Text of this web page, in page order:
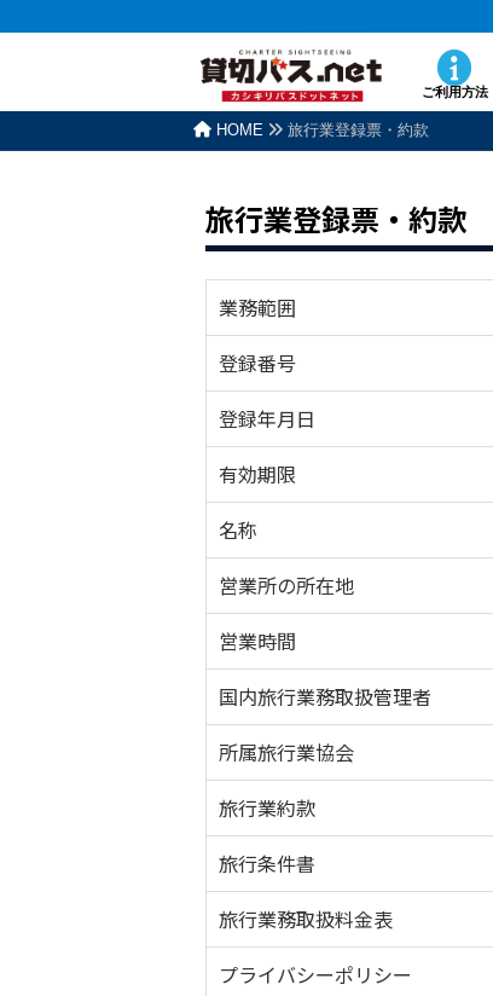
ご利用方法
HOME 旅行業登録票・約款
旅行業登録票・約款
業務範囲
登録番号
登録年月日
有効期限
名称
営業所の所在地
営業時間
国内旅行業務取扱管理者
所属旅行業協会
旅行業約款
旅行条件書
旅行業務取扱料金表
プライバシーポリシー